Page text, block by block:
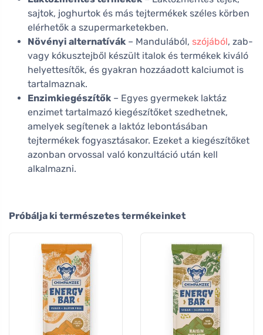
sajtok, joghurtok és más tejtermékek széles körben
elérhetők a szupermarketekben.
Növényi alternatívák – Mandulából, szójából, zab-
vagy kókusztejből készült italok és termékek kiváló
helyettesítők, és gyakran hozzáadott kalciumot is
tartalmaznak.
Enzimkiegészítők – Egyes gyermekek laktáz
enzimet tartalmazó kiegészítőket szedhetnek,
amelyek segítenek a laktóz lebontásában
tejtermékek fogyasztásakor. Ezeket a kiegészítőket
azonban orvossal való konzultáció után kell
alkalmazni.
Próbálja ki természetes termékeinket